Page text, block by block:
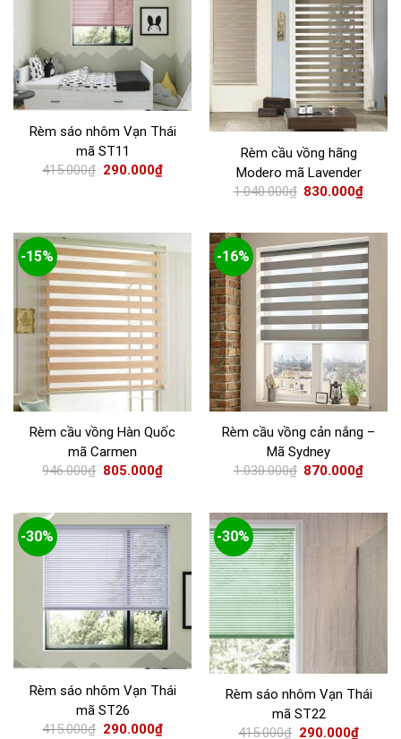
Rèm sáo nhôm Vạn Thái
mã ST11
415.000₫ 290.000₫
Rèm cầu vồng hãng
Modero mã Lavender
1.040.000₫ 830.000₫
-15%
Rèm cầu vồng Hàn Quốc
mã Carmen
946.000₫ 805.000₫
-16%
Rèm cầu vồng cản nắng –
Mã Sydney
1.030.000₫ 870.000₫
-30%
Rèm sáo nhôm Vạn Thái
mã ST26
415.000₫ 290.000₫
-30%
Rèm sáo nhôm Vạn Thái
mã ST22
415.000₫ 290.000₫